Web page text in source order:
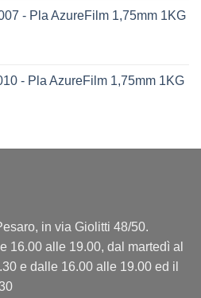
- Pla AzureFilm 1,75mm 1KG
- Pla AzureFilm 1,75mm 1KG
in via Giolitti 48/50.
16.00 alle 19.00, dal martedì al
e dalle 16.00 alle 19.00 ed il